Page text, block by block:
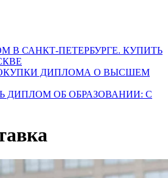
В САНКТ-ПЕТЕРБУРГЕ. КУПИТЬ
ДИПЛОМА О ВЫСШЕМ
ДИПЛОМ ОБ ОБРАЗОВАНИИ: С